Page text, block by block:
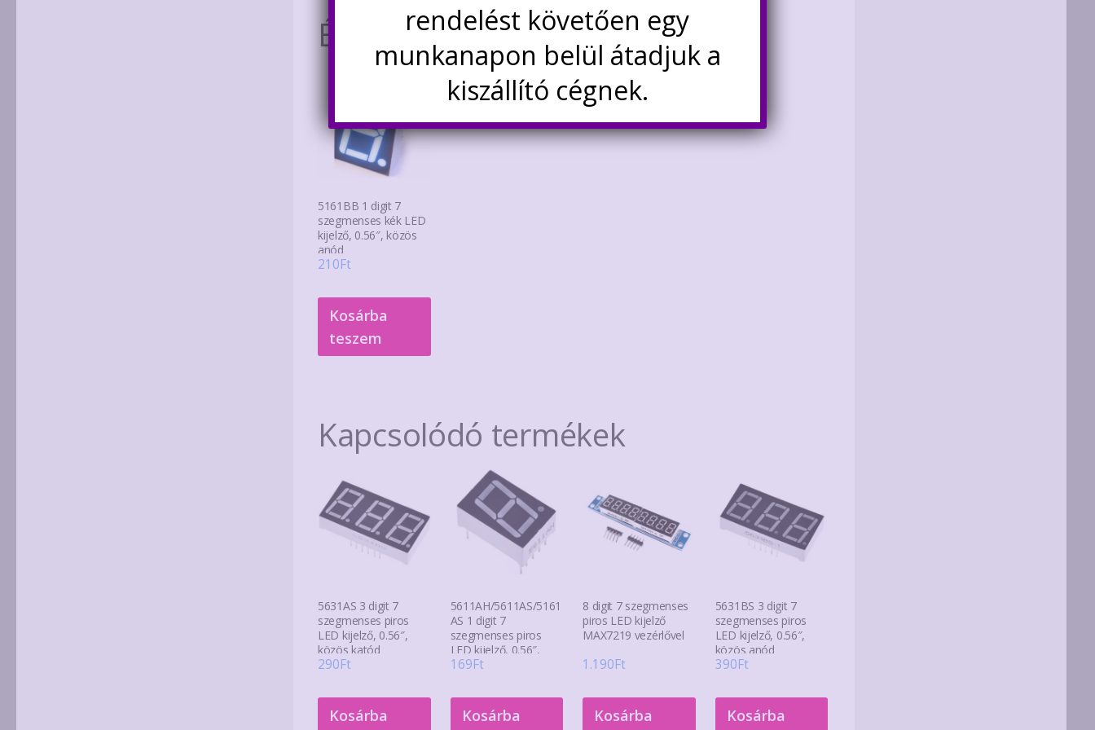
Érdekelhetnek még…
5161BB 1 digit 7
szegmenses kék LED
kijelző, 0.56″, közös
anód
210Ft
Kosárba
teszem
Kapcsolódó termékek
5631AS 3 digit 7
szegmenses piros
LED kijelző, 0.56″,
közös katód
290Ft
Kosárba
5611AH/5611AS/5161
AS 1 digit 7
szegmenses piros
LED kijelző, 0.56″,
közös katód
169Ft
Kosárba
8 digit 7 szegmenses
piros LED kijelző
MAX7219 vezérlővel
1.190Ft
Kosárba
5631BS 3 digit 7
szegmenses piros
LED kijelző, 0.56″,
közös anód
390Ft
Kosárba
rendelést követően egy
munkanapon belül átadjuk a
kiszállító cégnek.